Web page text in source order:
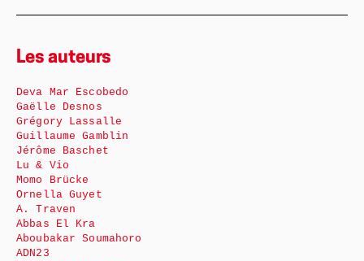
Les auteurs
Deva Mar Escobedo
Gaëlle Desnos
Grégory Lassalle
Guillaume Gamblin
Jérôme Baschet
Lu & Vio
Momo Brücke
Ornella Guyet
A. Traven
Abbas El Kra
Aboubakar Soumahoro
ADN23